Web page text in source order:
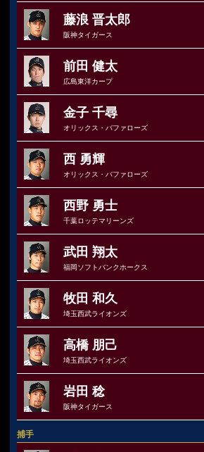
藤浪 晋太郎
阪神タイガース
前田 健太
広島東洋カープ
金子 千尋
オリックス・バファローズ
西 勇輝
オリックス・バファローズ
西野 勇士
千葉ロッテマリーンズ
武田 翔太
福岡ソフトバンクホークス
牧田 和久
埼玉西武ライオンズ
高橋 朋己
埼玉西武ライオンズ
岩田 稔
阪神タイガース
捕手